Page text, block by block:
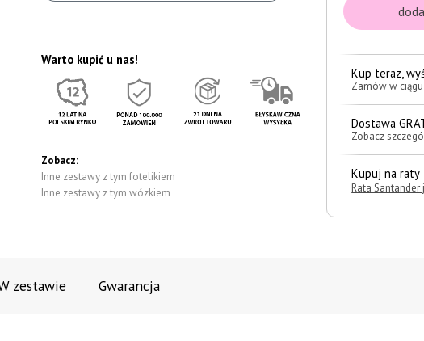
Warto kupić u nas!
Zobacz:
Inne zestawy z tym fotelikiem
Inne zestawy z tym wózkiem
Kup teraz,
Zamów w
Dostawa
Zobacz
Kupuj na raty
Rata Santander
zestawie Gwarancja